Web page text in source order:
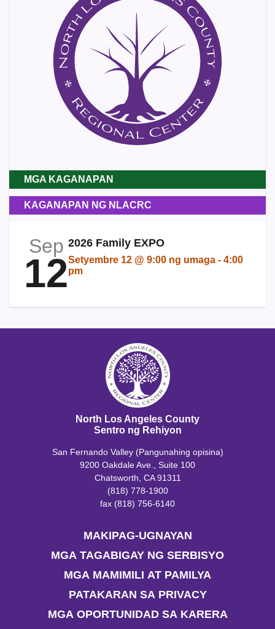
MGA KAGANAPAN
KAGANAPAN NG NLACRC
Sep
12
2026 Family EXPO
Setyembre 12 @ 9:00 ng umaga - 4:00
pm
North Los Angeles County
Sentro ng Rehiyon
San Fernando Valley (Pangunahing opisina)
9200 Oakdale Ave., Suite 100
Chatsworth, CA 91311
(818) 778-1900
fax (818) 756-6140
MAKIPAG-UGNAYAN
MGA TAGABIGAY NG SERBISYO
MGA MAMIMILI AT PAMILYA
PATAKARAN SA PRIVACY
MGA OPORTUNIDAD SA KARERA